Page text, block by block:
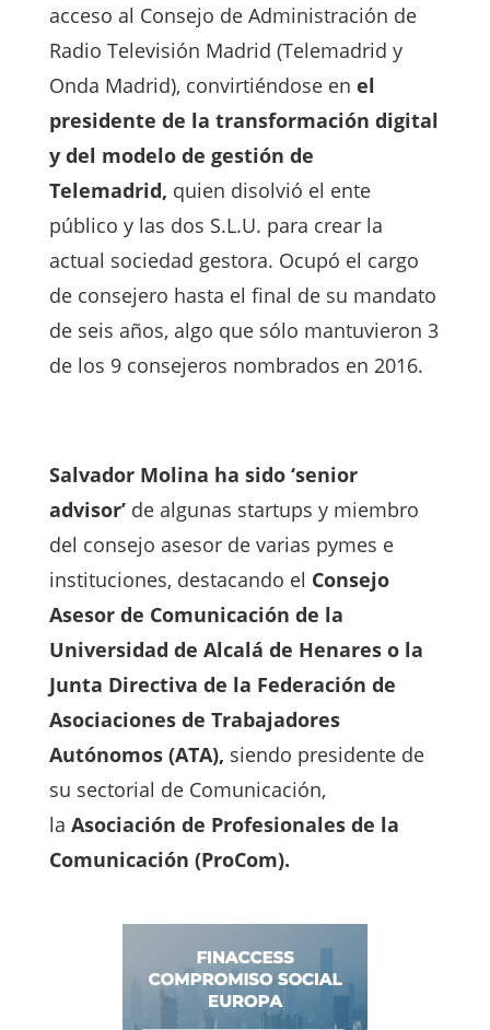
acceso al Consejo de Administración de
Radio Televisión Madrid (Telemadrid y
Onda Madrid), convirtiéndose en el
presidente de la transformación digital
y del modelo de gestión de
Telemadrid, quien disolvió el ente
público y las dos S.L.U. para crear la
actual sociedad gestora. Ocupó el cargo
de consejero hasta el final de su mandato
de seis años, algo que sólo mantuvieron 3
de los 9 consejeros nombrados en 2016.
Salvador Molina ha sido ‘senior
advisor’ de algunas startups y miembro
del consejo asesor de varias pymes e
instituciones, destacando el Consejo
Asesor de Comunicación de la
Universidad de Alcalá de Henares o la
Junta Directiva de la Federación de
Asociaciones de Trabajadores
Autónomos (ATA), siendo presidente de
su sectorial de Comunicación,
la Asociación de Profesionales de la
Comunicación (ProCom).